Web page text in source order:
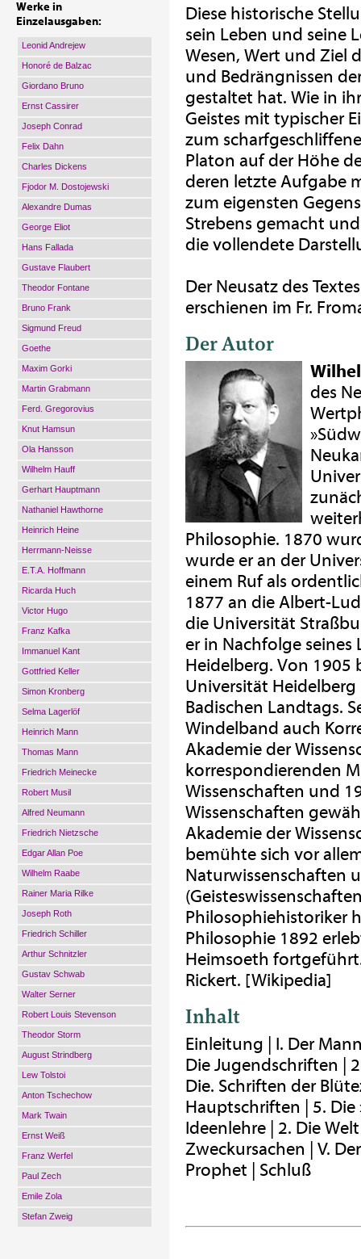
Werke in
Einzelausgaben:
Leonid Andrejew
Honoré de Balzac
Giordano Bruno
Ernst Cassirer
Joseph Conrad
Felix Dahn
Charles Dickens
Fjodor M. Dostojewski
Alexandre Dumas
George Eliot
Hans Fallada
Gustave Flaubert
Theodor Fontane
Bruno Frank
Sigmund Freud
Goethe
Maxim Gorki
Martin Grabmann
Ferd. Gregorovius
Knut Hamsun
Ola Hansson
Wilhelm Hauff
Gerhart Hauptmann
Nathaniel Hawthorne
Heinrich Heine
Herrmann-Neisse
E.T.A. Hoffmann
Ricarda Huch
Victor Hugo
Franz Kafka
Immanuel Kant
Gottfried Keller
Simon Kronberg
Selma Lagerlöf
Heinrich Mann
Thomas Mann
Friedrich Meinecke
Robert Musil
Alfred Neumann
Friedrich Nietzsche
Edgar Allan Poe
Wilhelm Raabe
Rainer Maria Rilke
Joseph Roth
Friedrich Schiller
Arthur Schnitzler
Gustav Schwab
Walter Serner
Robert Louis Stevenson
Theodor Storm
August Strindberg
Lew Tolstoi
Anton Tschechow
Mark Twain
Ernst Weiß
Franz Werfel
Paul Zech
Emile Zola
Stefan Zweig
Diese historische
sein Leben und seine
Wesen, Wert und Ziel
und Bedrängnissen
gestaltet hat. Wie in
Geistes mit typischer
zum
Platon auf der Höhe
deren letzte Aufgabe
zum eigensten
Strebens gemacht
die vollendete
Der Neusatz des
erschienen im Fr.
Der Autor
des
Philosophie. 1870
wurde er an der
einem Ruf als
1877 an die Albert-
die Universität
er in Nachfolge seines
Heidelberg. Von 1905
Universität
Badischen Landtags.
Windelband auch
Akademie der
korrespondierenden
Wissenschaften und
Wissenschaften
Akademie der
bemühte sich vor
Naturwissenschaften
Philosophiehistoriker
Philosophie 1892
Heimsoeth
Rickert. [Wikipedia]
Inhalt
Einleitung | I. Der
Die Jugendschriften |
Die. Schriften der
Hauptschriften | 5. Die
Ideenlehre | 2. Die
Zweckursachen | V.
Prophet | Schluß